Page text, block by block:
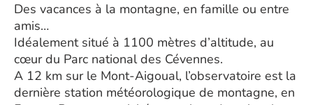
Des vacances à la montagne, en famille ou entre
amis…
Idéalement situé à 1100 mètres d’altitude, au
cœur du Parc national des Cévennes.
A 12 km sur le Mont-Aigoual, l’observatoire est la
dernière station météorologique de montagne, en